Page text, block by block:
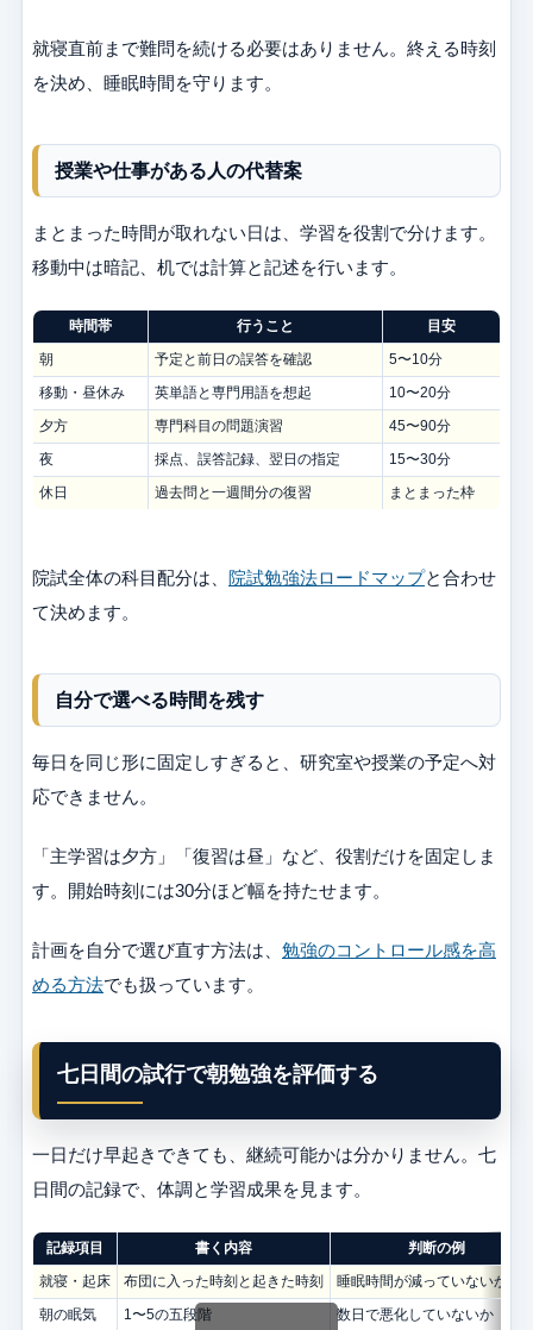
就寝直前まで難問を続ける必要はありません。終える時刻
を決め、睡眠時間を守ります。
授業や仕事がある人の代替案
まとまった時間が取れない日は、学習を役割で分けます。
移動中は暗記、机では計算と記述を行います。
時間帯 行うこと
目安
朝
予定と前日の誤答を確認
5〜10分
移動・昼休み
英単語と専門用語を想起
10〜20分
夕方
専門科目の問題演習
45〜90分
夜
採点、誤答記録、翌日の指定
15〜30分
休日
過去問と一週間分の復習 まとまった枠
院試全体の科目配分は、 院試勉強法ロードマップと合わせ
て決めます。
自分で選べる時間を残す
毎日を同じ形に固定しすぎると、研究室や授業の予定へ対
応できません。
「主学習は夕方」「復習は昼」など、役割だけを固定しま
す。開始時刻には30分ほど幅を持たせます。
計画を自分で選び直す方法は、 勉強のコントロール感を高
める方法でも扱っています。
七日間の試行で朝勉強を評価する
一日だけ早起きできても、継続可能かは分かりません。七
日間の記録で、体調と学習成果を見ます。
記録項目 書く内容
判断の例
就寝・起床
布団に入った時刻と起きた時刻
睡眠時間が減っていないか
朝の眠気
1〜5の五段階
数日で悪化していないか